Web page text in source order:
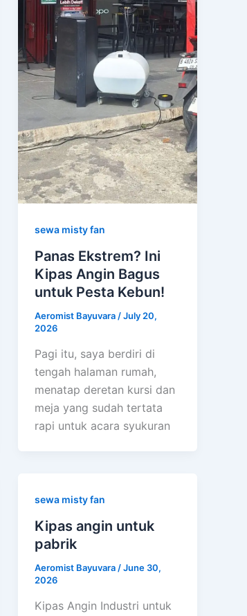
sewa misty fan
Panas Ekstrem? Ini
Kipas Angin Bagus
untuk Pesta Kebun!
Aeromist Bayuvara /July 20,
2026
Pagi itu, saya berdiri di
tengah halaman rumah,
menatap deretan kursi dan
meja yang sudah tertata
rapi untuk acara syukuran
sewa misty fan
Kipas angin untuk
pabrik
Aeromist Bayuvara /June 30,
2026
Kipas Angin Industri untuk